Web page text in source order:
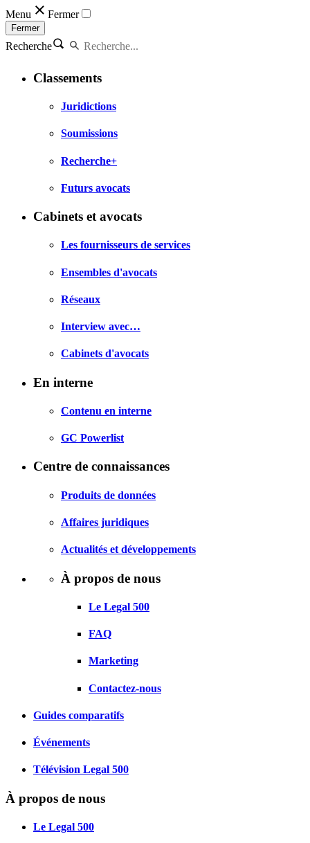
Menu Fermer
Fermer
Recherche
Classements
Juridictions
Soumissions
Recherche+
Futurs avocats
Cabinets et avocats
Les fournisseurs de services
Ensembles d'avocats
Réseaux
Interview avec…
Cabinets d'avocats
En interne
Contenu en interne
GC Powerlist
Centre de connaissances
Produits de données
Affaires juridiques
Actualités et développements
À propos de nous
Le Legal 500
FAQ
Marketing
Contactez-nous
Guides comparatifs
Événements
Télévision Legal 500
À propos de nous
Le Legal 500